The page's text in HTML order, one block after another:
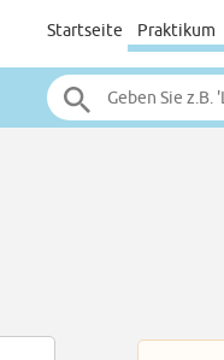
Startseite Praktikum